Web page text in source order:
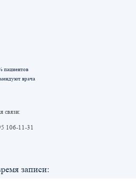
пациентов
врача
связи:
106-11-31
записи: